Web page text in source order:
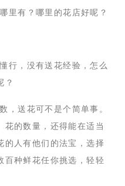
有？哪里的花店好呢？
行，没有送花经验，怎么
？
送花可不是个简单事。
花的数量，还得能在适当
的人有他们的法宝，选择
百种鲜花任你挑选，轻轻